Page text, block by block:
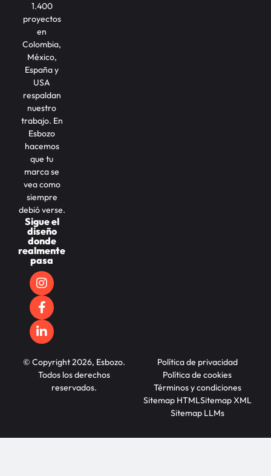
1.400
proyectos
en
Colombia,
México,
España y
USA
respaldan
nuestro
trabajo. En
Esbozo
hacemos
que tu
marca se
vea como
siempre
debió verse.
Sigue el
diseño
donde
realmente
pasa
© Copyright 2026, Esbozo.
Todos los derechos
reservados.
Política de privacidad
Política de cookies
Términos y condiciones
Sitemap HTMLSitemap XML
Sitemap LLMs